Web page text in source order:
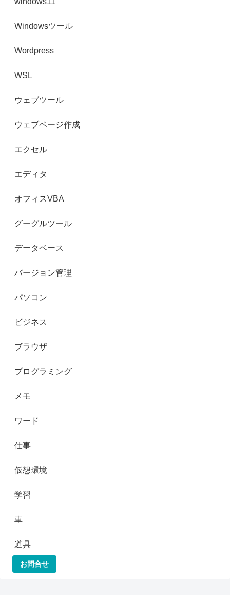
Windowsツール
Wordpress
WSL
ウェブツール
ウェブページ作成
エクセル
エディタ
オフィスVBA
グーグルツール
データベース
バージョン管理
パソコン
ビジネス
ブラウザ
プログラミング
メモ
ワード
仕事
仮想環境
学習
車
道具
お問合せ